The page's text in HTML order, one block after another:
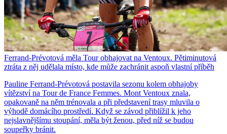
Ferrand-Prévotová měla Tour obhajovat na Ventoux. Pětiminutová
ztráta z něj udělala místo, kde může zachránit aspoň vlastní příběh
Pauline Ferrand-Prévotová postavila sezonu kolem obhajoby
vítězství na Tour de France Femmes. Mont Ventoux znala,
opakovaně na něm trénovala a při představení trasy mluvila o
výhodě domácího prostředí. Když se závod přiblížil k jeho
nejslavnějšímu stoupání, měla být ženou, před níž se budou
soupeřky bránit.